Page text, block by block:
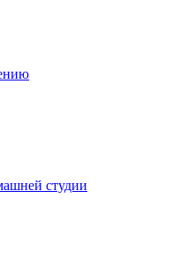
студии